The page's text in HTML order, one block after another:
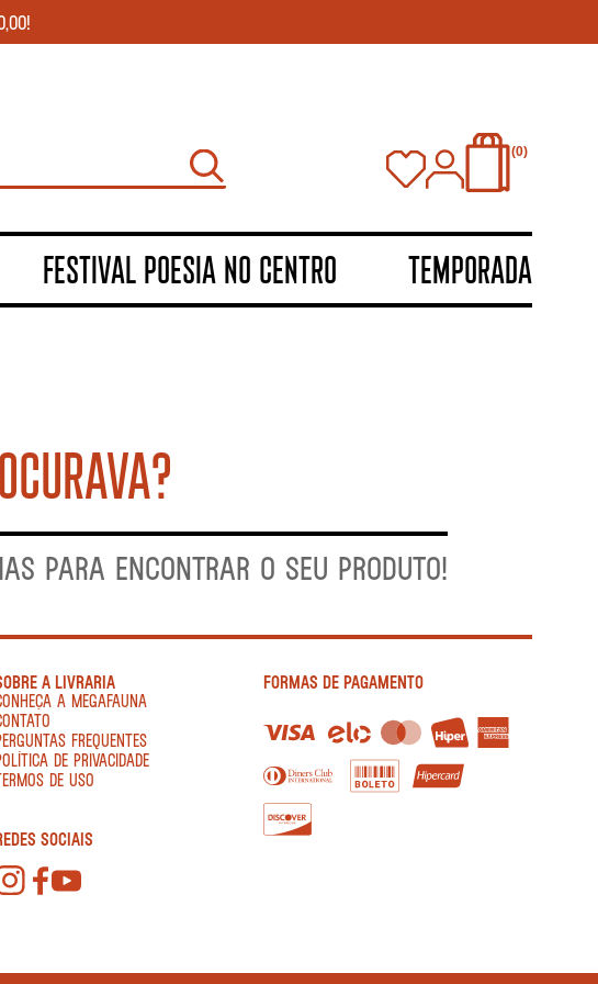
0
FESTIVAL POESIA NO CENTRO TEMPORADA
PARA ENCONTRAR O SEU PRODUTO!
A LIVRARIA
A MEGAFAUNA
FREQUENTES
DE PRIVACIDADE
DE USO
SOCIAIS
FORMAS DE PAGAMENTO